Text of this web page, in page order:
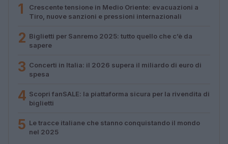
1
Crescente tensione in Medio Oriente: evacuazioni a
Tiro, nuove sanzioni e pressioni internazionali
2 Biglietti per Sanremo 2025: tutto quello che c’è da
sapere
3 Concerti in Italia: il 2026 supera il miliardo di euro di
spesa
4 Scopri fanSALE: la piattaforma sicura per la rivendita di
biglietti
5 Le tracce italiane che stanno conquistando il mondo
nel 2025